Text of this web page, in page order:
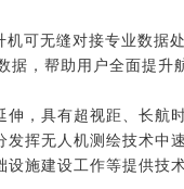
无缝对接专业数据
，帮助用户全面提升
，具有超视距、长
挥无人机测绘技术
施建设工作等提供技术